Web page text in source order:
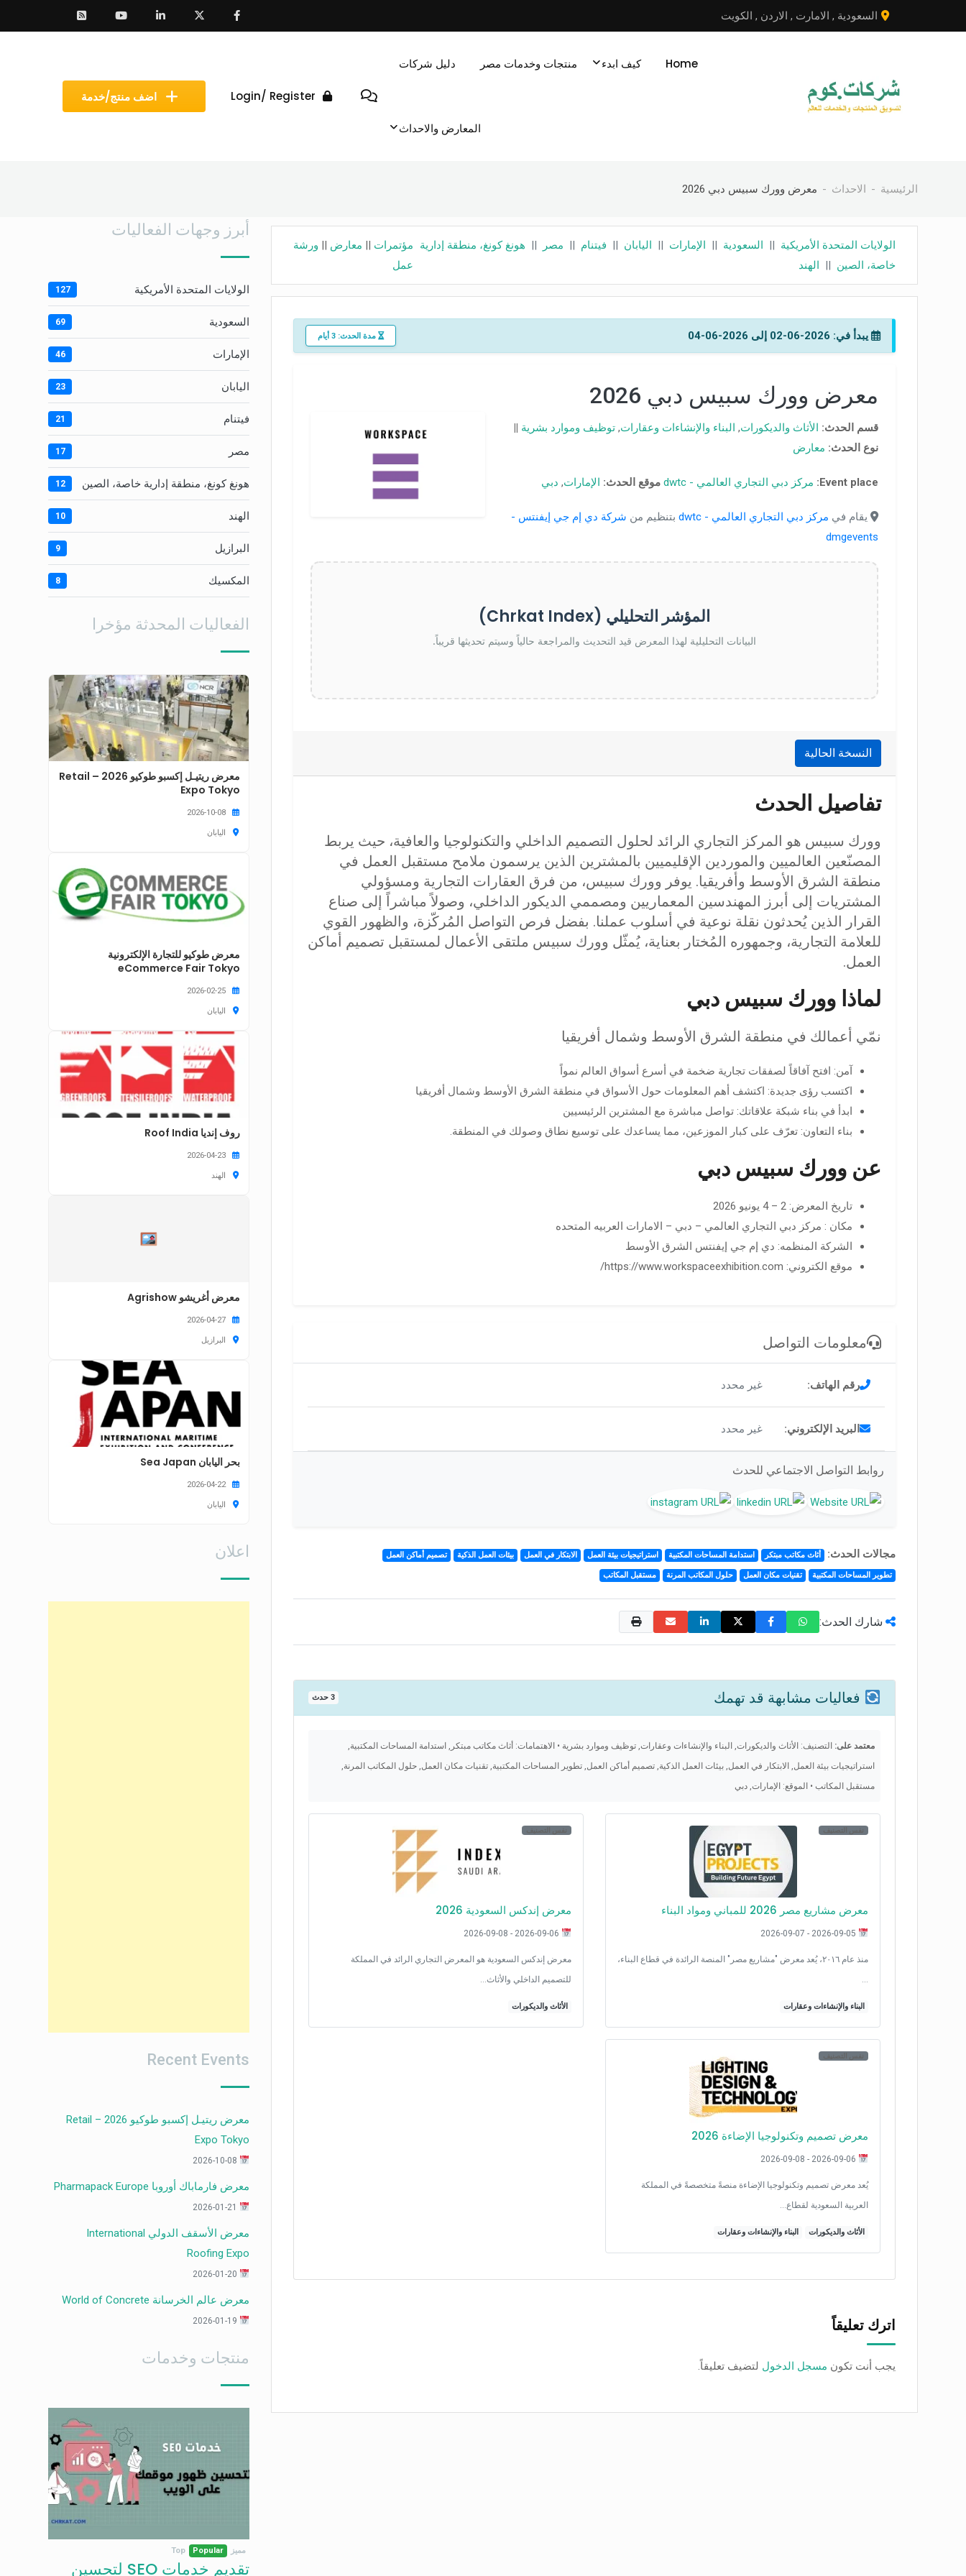
إلى
السعودية , الامارت , الاردن , الكويت
اضف منتج/خدمة Login/ Register
Home كيف ابدء منتجات وخدمات مصر دليل شركات
المعارض والاحداث
الرئيسية الاحداث معرض وورك سبيس دبي 2026
الولايات المتحدة الأمريكية || السعودية || الإمارات || اليابان || فيتنام || مصر || هونغ كونغ، منطقة إدارية
خاصة، الصين || الهند
مؤتمرات || معارض || ورشة
عمل
يبدأ في: 2026-06-02 إلى 2026-06-04 مدة الحدث: 3 أيام
معرض وورك سبيس دبي 2026
قسم الحدث: الأثاث والديكورات, البناء والإنشاءات وعقارات, توظيف وموارد بشرية ||
نوع الحدث: معارض
Event place: مركز دبي التجاري العالمي - dwtc موقع الحدث: الإمارات, دبي
يقام في مركز دبي التجاري العالمي - dwtc بتنظيم من شركة دي إم جي إيفنتس -
dmgevents
المؤشر التحليلي (Chrkat Index)
البيانات التحليلية لهذا المعرض قيد التحديث والمراجعة حالياً وسيتم تحديثها قريباً.
النسخة الحالية
تفاصيل الحدث
وورك سبيس هو المركز التجاري الرائد لحلول التصميم الداخلي والتكنولوجيا والعافية، حيث يربط
المصنّعين العالميين والموردين الإقليميين بالمشترين الذين يرسمون ملامح مستقبل العمل في
منطقة الشرق الأوسط وأفريقيا. يوفر وورك سبيس، من فرق العقارات التجارية ومسؤولي
المشتريات إلى أبرز المهندسين المعماريين ومصممي الديكور الداخلي، وصولاً مباشراً إلى صناع
القرار الذين يُحدثون نقلة نوعية في أسلوب عملنا. بفضل فرص التواصل المُركّزة، والظهور القوي
للعلامة التجارية، وجمهوره المُختار بعناية، يُمثّل وورك سبيس ملتقى الأعمال لمستقبل تصميم أماكن
العمل.
لماذا وورك سبيس دبي
نمّي أعمالك في منطقة الشرق الأوسط وشمال أفريقيا
آمن: افتح آفاقاً لصفقات تجارية ضخمة في أسرع أسواق العالم نمواً
اكتسب رؤى جديدة: اكتشف أهم المعلومات حول الأسواق في منطقة الشرق الأوسط وشمال أفريقيا
ابدأ في بناء شبكة علاقاتك: تواصل مباشرة مع المشترين الرئيسيين
بناء التعاون: تعرّف على كبار الموزعين، مما يساعدك على توسيع نطاق وصولك في المنطقة.
عن وورك سبيس دبي
تاريخ المعرض: 2 – 4 يونيو 2026
مكان : مركز دبي التجاري العالمي – دبي – الامارات العربيه المتحده
الشركة المنظمه: دي إم جي إيفنتس الشرق الأوسط
موقع الكتروني: https://www.workspaceexhibition.com/
معلومات التواصل
رقم الهاتف: غير محدد
البريد الإلكتروني: غير محدد
روابط التواصل الاجتماعي للحدث
مجالات الحدث: أثاث مكاتب مبتكر استدامة المساحات المكتبية استراتيجيات بيئة العمل الابتكار في العمل بيئات العمل الذكية تصميم أماكن العمل
تطوير المساحات المكتبية تقنيات مكان العمل حلول المكاتب المرنة مستقبل المكاتب
شارك الحدث:
فعاليات مشابهة قد تهمك 3 حدث
معتمد على: التصنيف: الأثاث والديكورات, البناء والإنشاءات وعقارات, توظيف وموارد بشرية • الاهتمامات: أثاث مكاتب مبتكر, استدامة المساحات المكتبية,
استراتيجيات بيئة العمل, الابتكار في العمل, بيئات العمل الذكية, تصميم أماكن العمل, تطوير المساحات المكتبية, تقنيات مكان العمل, حلول المكاتب المرنة,
مستقبل المكاتب • الموقع: الإمارات, دبي
نفس التصنيف
معرض مشاريع مصر 2026 للمباني ومواد البناء
منذ عام ٢٠١٦، يُعد معرض "مشاريع مصر" المنصة الرائدة في قطاع البناء،
…
البناء والإنشاءات وعقارات
نفس التصنيف
معرض إندكس السعودية 2026
معرض إندكس السعودية هو المعرض التجاري الرائد في المملكة
للتصميم الداخلي والأثاث…
الأثاث والديكورات
نفس التصنيف
معرض تصميم وتكنولوجيا الإضاءة 2026
يُعد معرض تصميم وتكنولوجيا الإضاءة منصةً متخصصةً في المملكة
العربية السعودية لقطاع…
الأثاث والديكورات البناء والإنشاءات وعقارات
اترك تعليقاً
يجب أنت تكون مسجل الدخول لتضيف تعليقاً.
أبرز وجهات الفعاليات
الولايات المتحدة الأمريكية 127
السعودية 69
الإمارات 46
اليابان 23
فيتنام 21
مصر 17
هونغ كونغ، منطقة إدارية خاصة، الصين 12
الهند 10
البرازيل 9
المكسيك 8
الفعاليات المحدثة مؤخرا
معرض ريتيـل إكسبو طوكيو 2026 – Retail
Expo Tokyo
اليابان
معرض طوكيو للتجارة الإلكترونية
eCommerce Fair Tokyo
اليابان
روف إنديا Roof India
الهند
معرض أغريشو Agrishow
البرازيل
بحر اليابان Sea Japan
2026-04-22
اليابان
اعلان
Recent Events
معرض ريتيـل إكسبو طوكيو 2026 – Retail
Expo Tokyo
معرض فارماباك أوروبا Pharmapack Europe
معرض الأسقف الدولي International
Roofing Expo
معرض عالم الخرسانة World of Concrete
منتجات وخدمات
مميز Popular
Top
تقديم خدمات SEO لتحسين